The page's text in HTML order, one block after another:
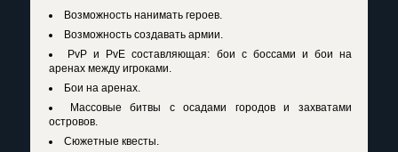
Возможность нанимать героев.
Возможность создавать армии.
PvP и PvE составляющая: бои с боссами и бои на
аренах между игроками.
Бои на аренах.
Массовые битвы с осадами городов и захватами
островов.
Сюжетные квесты.